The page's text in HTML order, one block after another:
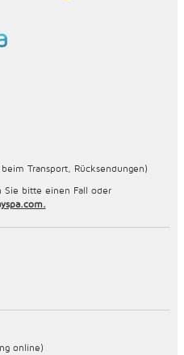
Transport, Rücksendungen)
Sie bitte einen Fall oder
online)